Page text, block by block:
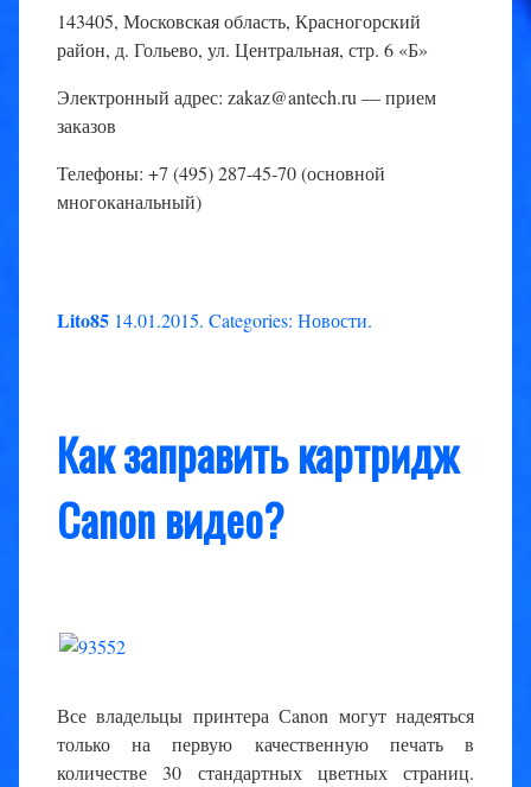
143405, Московская область, Красногорский
район, д. Гольево, ул. Центральная, стр. 6 «Б»
Электронный адрес: zakaz@antech.ru — прием
заказов
Телефоны: +7 (495) 287-45-70 (основной
многоканальный)
Lito85 14.01.2015. Categories: Новости.
Как заправить картридж
Сanon видео?
Все владельцы принтера Сanon могут надеяться
только на первую качественную печать в
количестве 30 стандартных цветных страниц.